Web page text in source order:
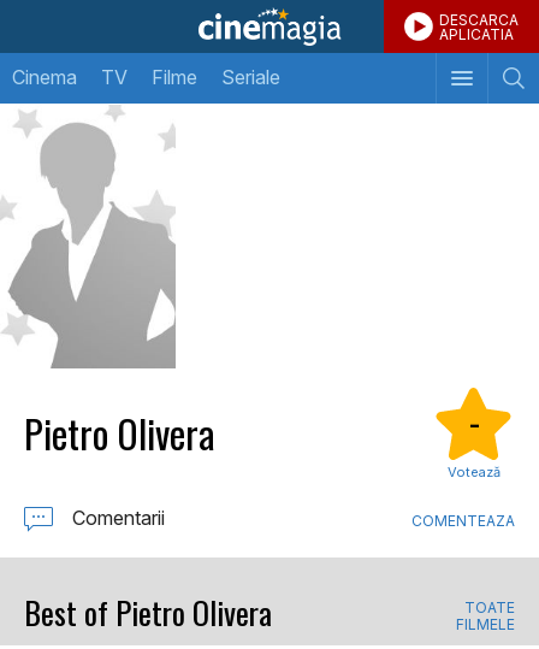
DESCARCA
APLICATIA
Cinema TV Filme Seriale
Pietro Olivera -
Votează
Comentarii COMENTEAZA
Best of Pietro Olivera
TOATE
FILMELE